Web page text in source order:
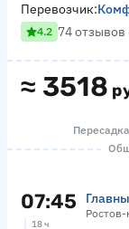
≈ 3518
Перевозчик:
4.2 74 отзывов
07:45
18 ч